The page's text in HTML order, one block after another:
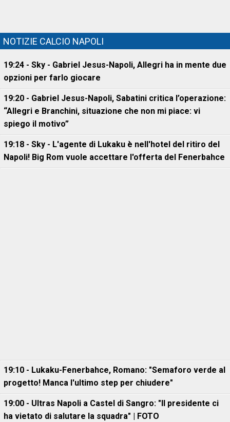
NOTIZIE CALCIO NAPOLI
19:24 - Sky - Gabriel Jesus-Napoli, Allegri ha in mente due
opzioni per farlo giocare
19:20 - Gabriel Jesus-Napoli, Sabatini critica l’operazione:
“Allegri e Branchini, situazione che non mi piace: vi
spiego il motivo”
19:18 - Sky - L'agente di Lukaku è nell'hotel del ritiro del
Napoli! Big Rom vuole accettare l'offerta del Fenerbahce
19:10 - Lukaku-Fenerbahce, Romano: "Semaforo verde al
progetto! Manca l'ultimo step per chiudere"
19:00 - Ultras Napoli a Castel di Sangro: "Il presidente ci
ha vietato di salutare la squadra" | FOTO